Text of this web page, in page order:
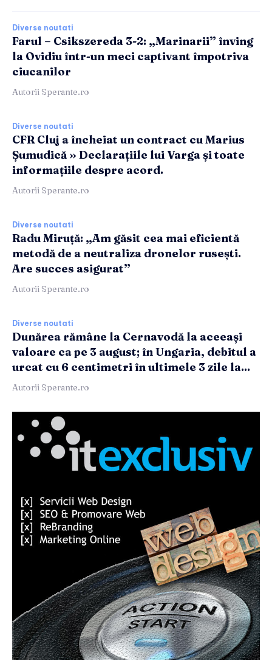
Diverse noutati
Farul – Csikszereda 3-2: „Marinarii” înving
la Ovidiu într-un meci captivant împotriva
ciucanilor
Autorii Sperante.ro
Diverse noutati
CFR Cluj a încheiat un contract cu Marius
Șumudică » Declarațiile lui Varga și toate
informațiile despre acord.
Autorii Sperante.ro
Diverse noutati
Radu Miruță: „Am găsit cea mai eficientă
metodă de a neutraliza dronelor rusești.
Are succes asigurat”
Autorii Sperante.ro
Diverse noutati
Dunărea rămâne la Cernavodă la aceeași
valoare ca pe 3 august; în Ungaria, debitul a
urcat cu 6 centimetri în ultimele 3 zile la...
Autorii Sperante.ro